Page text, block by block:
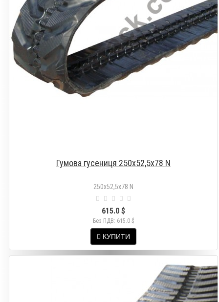
Гумова гусениця 250х52,5х78 N
250х52,5х78 N
615.0 $
Без ПДВ: 615.0 $
КУПИТИ